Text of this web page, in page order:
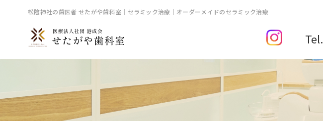
松陰神社の歯医者 せたがや歯科室｜セラミック治療｜オーダーメイドのセラミック治療
Tel.